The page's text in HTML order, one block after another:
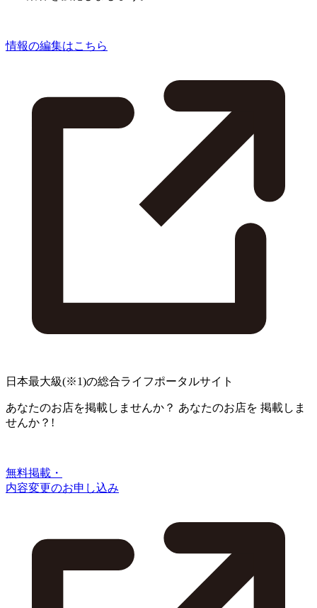
情報の編集はこちら
日本最大級(※1)の総合ライフポータルサイト
あなたのお店を掲載しませんか？ あなたのお店を 掲載しま
せんか？!
無料掲載・
内容変更のお申し込み